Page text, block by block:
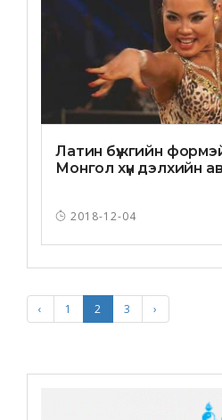
Латин бүжгийн
Монгол хүн дэлхийн
2018-12-04
‹ 1 2 3 ›